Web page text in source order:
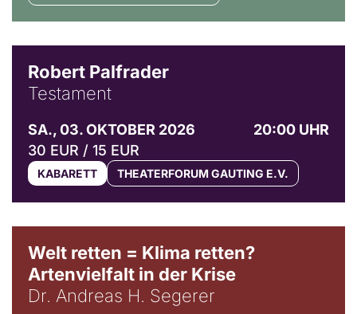
Robert Palfrader
Testament
SA., 03. OKTOBER 2026
20:00 UHR
30 EUR / 15 EUR
KABARETT THEATERFORUM GAUTING E.V.
Welt retten = Klima retten?
Artenvielfalt in der Krise
Dr. Andreas H. Segerer